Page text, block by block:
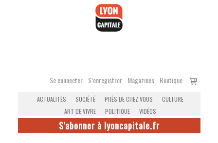
Se connecter S’enregistrer Magazines Boutique
Voir
ACTUALITÉS SOCIÉTÉ PRÈS DE CHEZ VOUS
CULTURE
ART DE VIVRE
POLITIQUE VIDÉOS
S'abonner à lyoncapitale.fr